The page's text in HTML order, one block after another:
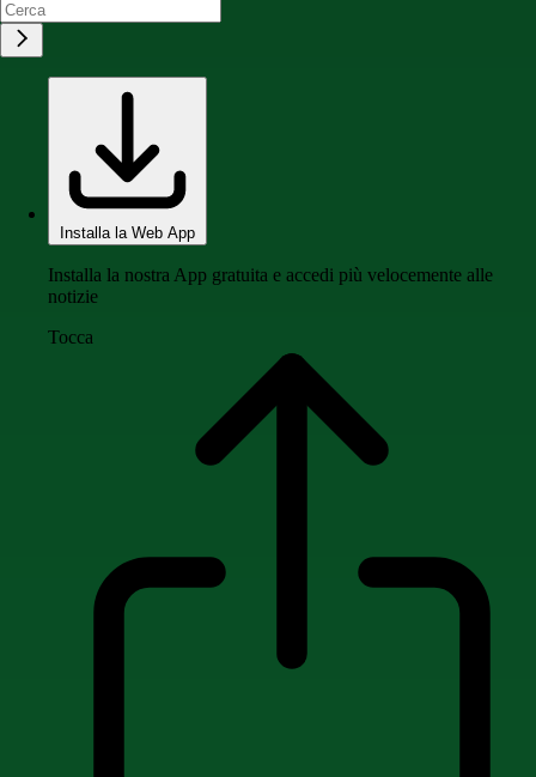
Installa la Web App
Installa la nostra App gratuita e accedi più velocemente alle
notizie
Tocca